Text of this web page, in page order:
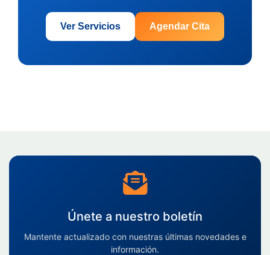
Ver Servicios Agendar Cita
Únete a nuestro boletín
Mantente actualizado con nuestras últimas novedades e
información.